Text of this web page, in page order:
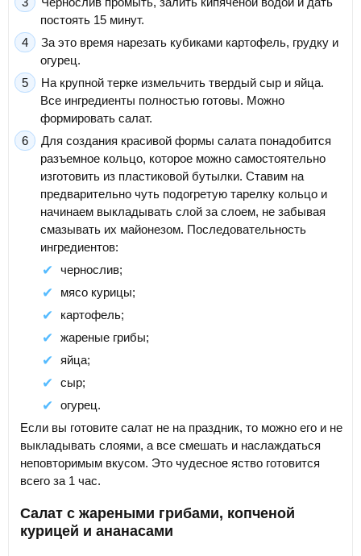
постоять 15 минут.
За это время нарезать кубиками картофель, грудку и
огурец.
На крупной терке измельчить твердый сыр и яйца.
Все ингредиенты полностью готовы. Можно
формировать салат.
Для создания красивой формы салата понадобится
разъемное кольцо, которое можно самостоятельно
изготовить из пластиковой бутылки. Ставим на
предварительно чуть подогретую тарелку кольцо и
начинаем выкладывать слой за слоем, не забывая
смазывать их майонезом. Последовательность
ингредиентов:
чернослив;
мясо курицы;
картофель;
жареные грибы;
яйца;
сыр;
огурец.
Если вы готовите салат не на праздник, то можно его и не
выкладывать слоями, а все смешать и наслаждаться
неповторимым вкусом. Это чудесное яство готовится
всего за 1 час.
Салат с жареными грибами, копченой
курицей и ананасами